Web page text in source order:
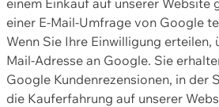
einem Einkauf auf unserer Website
einer E-Mail-Umfrage von Google
Wenn Sie Ihre Einwilligung erteilen,
Mail-Adresse an Google. Sie
Google Kundenrezensionen, in der
die Kauferfahrung auf unserer